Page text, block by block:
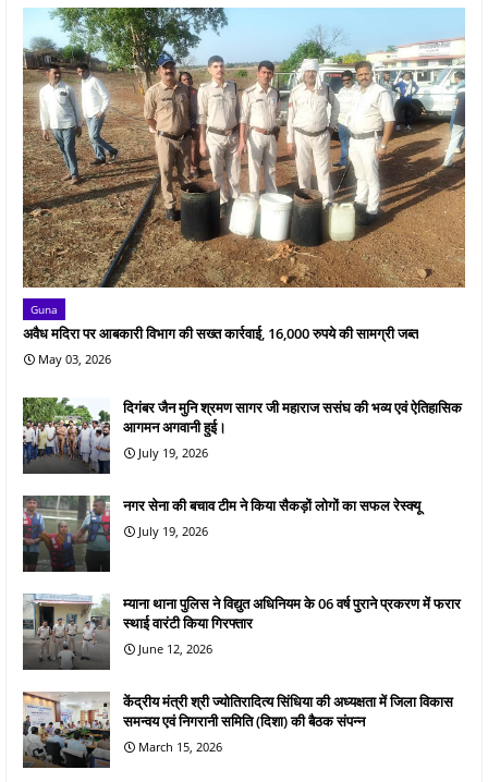
Guna
अवैध मदिरा पर आबकारी विभाग की सख्त कार्रवाई, 16,000 रुपये की सामग्री जब्त
May 03, 2026
दिगंबर जैन मुनि श्रमण सागर जी महाराज ससंघ की भव्य एवं ऐतिहासिक
आगमन अगवानी हुई।
July 19, 2026
नगर सेना की बचाव टीम ने किया सैकड़ों लोगों का सफल रेस्क्यू
July 19, 2026
म्याना थाना पुलिस ने विद्युत अधिनियम के 06 वर्ष पुराने प्रकरण में फरार
स्थाई वारंटी किया गिरफ्तार
June 12, 2026
केंद्रीय मंत्री श्री ज्योतिरादित्य सिंधिया की अध्यक्षता में जिला विकास
समन्वय एवं निगरानी समिति (दिशा) की बैठक संपन्न
March 15, 2026